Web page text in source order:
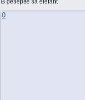
В резерве за elefant
0